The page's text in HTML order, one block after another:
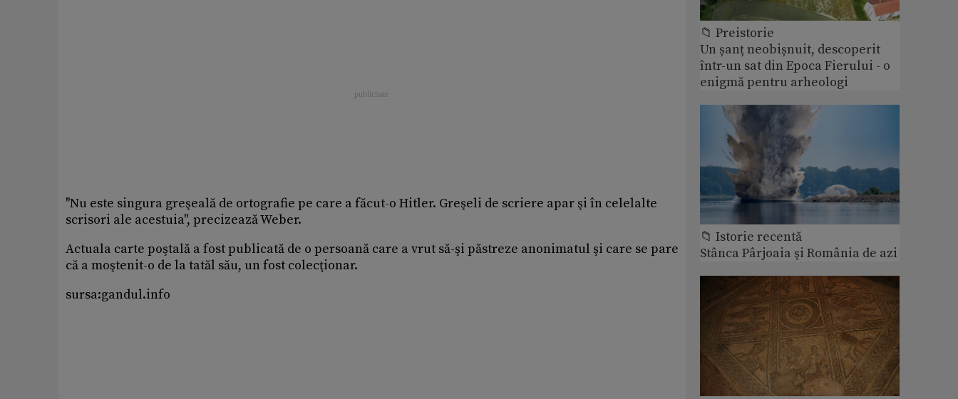
''Nu este singura greşeală de ortografie pe care a făcut-o Hitler. Greşeli de scriere apar şi în celelalte
scrisori ale acestuia'', precizează Weber.
Actuala carte poştală a fost publicată de o persoană care a vrut să-şi păstreze anonimatul şi care se pare
că a moştenit-o de la tatăl său, un fost colecţionar.
sursa:gandul.info
📁 Preistorie
Un șanț neobișnuit, descoperit
într-un sat din Epoca Fierului - o
enigmă pentru arheologi
📁 Istorie recentă
Stânca Pârjoaia şi România de azi